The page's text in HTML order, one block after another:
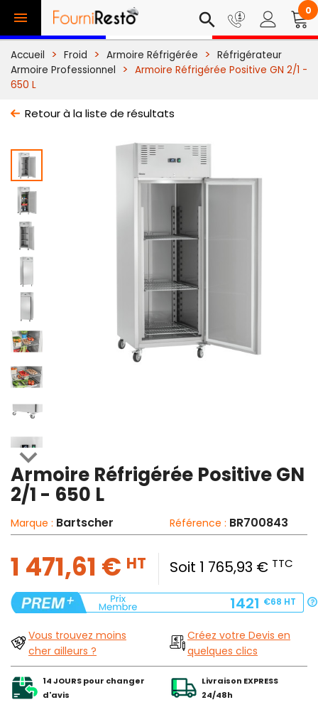
 search 0
Accueil Froid Armoire Réfrigérée
Réfrigérateur
Armoire Professionnel
Armoire Réfrigérée Positive GN 2/1 -
650 L
Retour à la liste de résultats

Armoire Réfrigérée Positive GN
2/1 - 650 L
Marque : Bartscher Référence : BR700843
1 471,61 € HT Soit 1 765,93 € TTC
1421 €68 HT
Vous trouvez moins
cher ailleurs ?
Créez votre Devis en
quelques clics
14 JOURS pour changer
d'avis
Livraison EXPRESS
24/48h